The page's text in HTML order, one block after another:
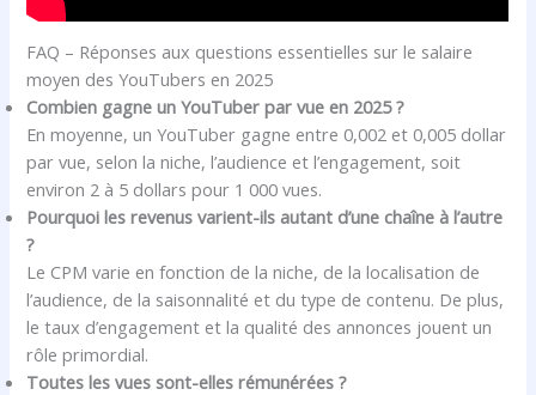
FAQ – Réponses aux questions essentielles sur le salaire
moyen des YouTubers en 2025
Combien gagne un YouTuber par vue en 2025 ?
En moyenne, un YouTuber gagne entre 0,002 et 0,005 dollar
par vue, selon la niche, l’audience et l’engagement, soit
environ 2 à 5 dollars pour 1 000 vues.
Pourquoi les revenus varient-ils autant d’une chaîne à l’autre
?
Le CPM varie en fonction de la niche, de la localisation de
l’audience, de la saisonnalité et du type de contenu. De plus,
le taux d’engagement et la qualité des annonces jouent un
rôle primordial.
Toutes les vues sont-elles rémunérées ?